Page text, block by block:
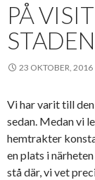
PÅ
23 OKTOBER, 2016
Vi har varit till
sedan. Medan vi
hemtrakter
en plats i
stå där, vi vet